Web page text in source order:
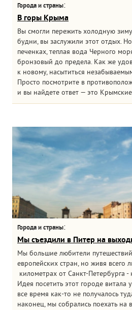
Города и страны:
В горы Крыма
Вы смогли пережить холодную
будни, вы заслужили этот отдых.
печенках, теплая вода Черного
бронзовый до предела. Как же
к новому, насытиться
Просто посмотрите в
и вы найдете ответ — это
Города и страны:
Мы съездили в Питер на
Мы большие любители
европейских стран, но живя всего
километрах от Санкт-Петербурга
Идея посетить этот городе витала
все время как-то не получалось
наконец, мы собрались поехать на